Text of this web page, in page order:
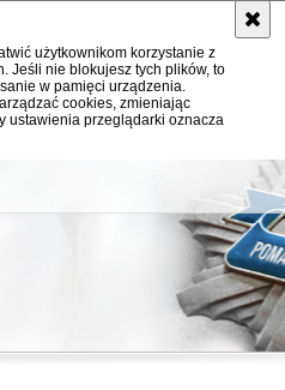
użytkownikom korzystanie z
Jeśli nie blokujesz tych plików, to
w pamięci urządzenia.
cookies, zmieniając
ustawienia przeglądarki oznacza